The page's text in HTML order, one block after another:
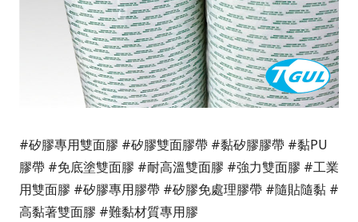
#矽膠專用雙面膠 #矽膠雙面膠帶 #黏矽膠膠帶 #黏PU
膠帶 #免底塗雙面膠 #耐高溫雙面膠 #強力雙面膠 #工業
用雙面膠 #矽膠專用膠帶 #矽膠免處理膠帶 #隨貼隨黏 #
高黏著雙面膠 #難黏材質專用膠